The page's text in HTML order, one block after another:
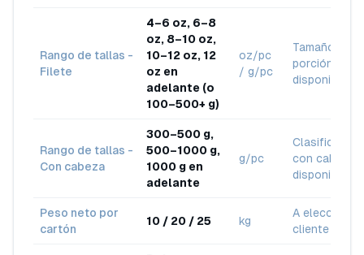
Rango de tallas -
Filete
4–6 oz, 6–8
oz, 8–10 oz,
10–12 oz, 12
oz en
adelante (o
100–500+ g)
oz/pc
/ g/pc
Tamaños de
porción
disponibles
Rango de tallas -
Con cabeza
300–500 g,
500–1000 g,
1000 g en
adelante
g/pc
Clasificación
con cabeza
disponible
Peso neto por
cartón
10 / 20 / 25 kg
A elección
cliente